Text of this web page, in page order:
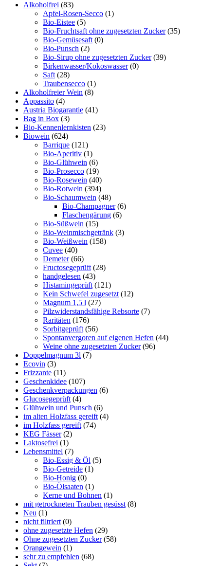
Alkoholfrei (83)
Apfel-Rosen-Secco (1)
Bio-Eistee (5)
Bio-Fruchtsaft ohne zugesetzten Zucker (35)
Bio-Gemüsesaft (0)
Bio-Punsch (2)
Bio-Sirup ohne zugesetzten Zucker (39)
Birkenwasser/Kokoswasser (0)
Saft (28)
Traubensecco (1)
Alkoholfreier Wein (8)
Appassito (4)
Austria Biogarantie (41)
Bag in Box (3)
Bio-Kennenlernkisten (23)
Biowein (624)
Barrique (121)
Bio-Aperitiv (1)
Bio-Glühwein (6)
Bio-Prosecco (19)
Bio-Rosewein (40)
Bio-Rotwein (394)
Bio-Schaumwein (48)
Bio-Champagner (6)
Flaschengärung (6)
Bio-Süßwein (15)
Bio-Weinmischgetränk (3)
Bio-Weißwein (158)
Cuvee (40)
Demeter (66)
Fructosegeprüft (28)
handgelesen (43)
Histamingeprüft (121)
Kein Schwefel zugesetzt (12)
Magnum 1,5 l (27)
Pilzwiderstandsfähige Rebsorte (7)
Raritäten (176)
Sorbitgeprüft (56)
Spontanvergoren auf eigenen Hefen (44)
Weine ohne zugesetzten Zucker (96)
Doppelmagnum 3l (7)
Ecovin (3)
Frizzante (11)
Geschenkidee (107)
Geschenkverpackungen (6)
Glucosegeprüft (4)
Glühwein und Punsch (6)
im alten Holzfass gereift (4)
im Holzfass gereift (74)
KEG Fässer (2)
Laktosefrei (1)
Lebensmittel (7)
Bio-Essig & Öl (5)
Bio-Getreide (1)
Bio-Honig (0)
Bio-Ölsaaten (1)
Kerne und Bohnen (1)
mit getrockneten Trauben gesüsst (8)
Neu (1)
nicht filtriert (0)
ohne zugesetzte Hefen (29)
Ohne zugesetzten Zucker (58)
Orangewein (1)
sehr zu empfehlen (68)